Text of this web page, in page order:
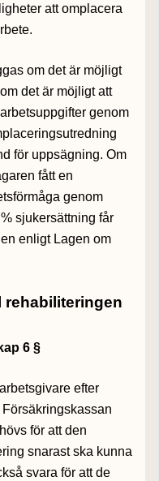
att omplacera
om det är möjligt
det är möjligt att
genom
för uppsägning. Om
fått en
genom
sjukersättning får
enligt Lagen om
rehabiliteringen
6 §
efter
för att den
snarast ska kunna
svara för att de